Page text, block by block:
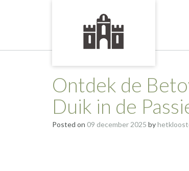
Ontdek de
Duik in de
Posted on 09 december 2025 by